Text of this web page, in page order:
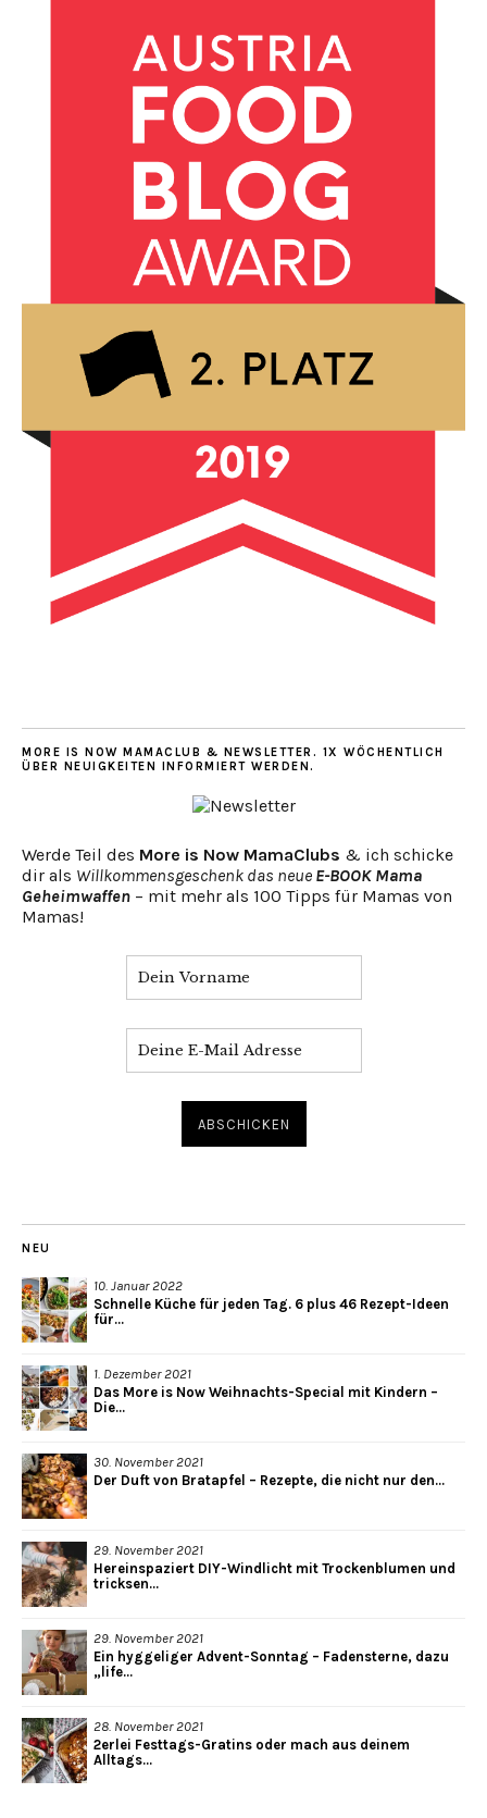
MORE IS NOW MAMACLUB & NEWSLETTER. 1X WÖCHENTLICH
ÜBER NEUIGKEITEN INFORMIERT WERDEN.
Werde Teil des More is Now MamaClubs & ich schicke
dir als Willkommensgeschenk das neue E-BOOK Mama
Geheimwaffen – mit mehr als 100 Tipps für Mamas von
Mamas!
NEU
10. Januar 2022
Schnelle Küche für jeden Tag. 6 plus 46 Rezept-Ideen
für...
1. Dezember 2021
Das More is Now Weihnachts-Special mit Kindern –
Die...
30. November 2021
Der Duft von Bratapfel – Rezepte, die nicht nur den...
29. November 2021
Hereinspaziert DIY-Windlicht mit Trockenblumen und
tricksen...
29. November 2021
Ein hyggeliger Advent-Sonntag – Fadensterne, dazu
„life...
28. November 2021
2erlei Festtags-Gratins oder mach aus deinem
Alltags...